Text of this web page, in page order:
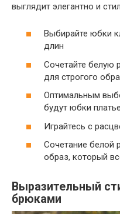
выглядит элегантно и
Выбирайте юбки
длин
Сочетайте белую
для строгого
Оптимальным
будут юбки
Играйтесь с
Сочетание белой
образ, который
Выразительный
брюками